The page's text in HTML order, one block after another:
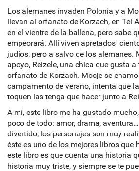
Los alemanes invaden Polonia y a
llevan al orfanato de Korzach, en Tel
en el vientre de la ballena, pero sabe
empeorará. Allí viven apretados
judíos, pero a salvo de los alemanes.
apoyo, Reizele, una chica que gusta
orfanato de Korzach. Mosje se
campamento de verano, intenta que
toquen las tenga que hacer junto a
A mí, este libro me ha gustado
poco de todo: amor, drama,
divertido; los personajes son muy
éste es uno de los mejores libros que
este libro es que cuenta una historia
historia muy triste, y siempre se te